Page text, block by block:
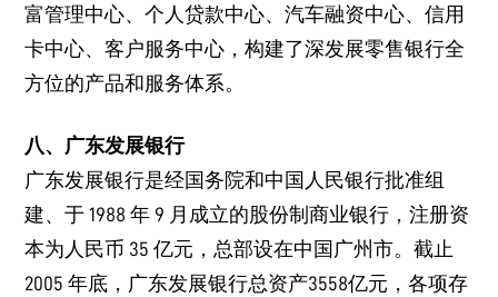
富管理中心、个人贷款中心、汽车融资中心、信用
卡中心、客户服务中心，构建了深发展零售银行全
方位的产品和服务体系。
八、广东发展银行
广东发展银行是经国务院和中国人民银行批准组
建、于 1988 年 9 月成立的股份制商业银行，注册资
本为人民币 35 亿元，总部设在中国广州市。截止
2005 年底，广东发展银行总资产3558亿元，各项存